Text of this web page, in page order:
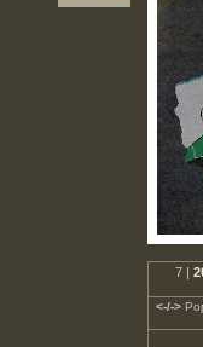
7 |
<-/->